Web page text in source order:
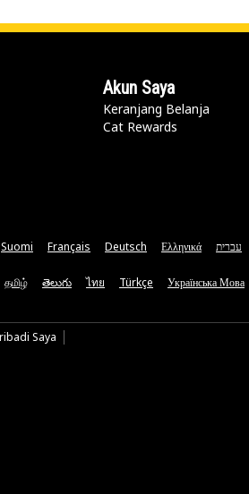
Akun Saya
Keranjang Belanja
Cat Rewards
Suomi Français Deutsch Ελληνικά עברית
தமிழ் తెలుగు ไทย Türkçe Українська Мова
Saya